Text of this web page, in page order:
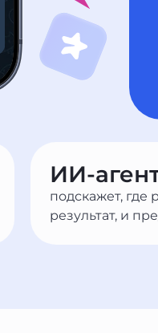
ИИ-
подскажет, где
результат, и